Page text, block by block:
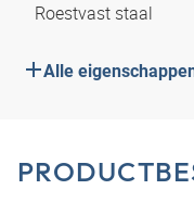
Roestvast staal
Alle